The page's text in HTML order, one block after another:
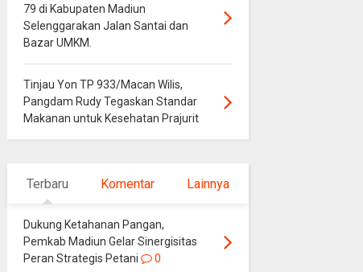
79 di Kabupaten Madiun
Selenggarakan Jalan Santai dan
Bazar UMKM.
Tinjau Yon TP 933/Macan Wilis,
Pangdam Rudy Tegaskan Standar
Makanan untuk Kesehatan Prajurit
Terbaru Komentar Lainnya
Dukung Ketahanan Pangan,
Pemkab Madiun Gelar Sinergisitas
Peran Strategis Petani
0